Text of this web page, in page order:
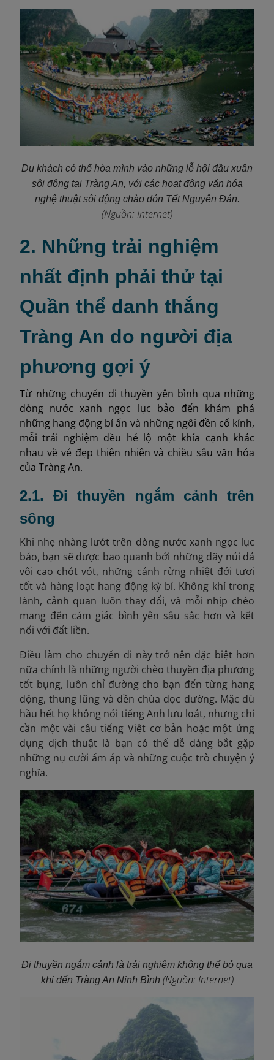
Du khách có thể hòa mình vào những lễ hội đầu xuân
sôi động tại Tràng An, với các hoạt động văn hóa
nghệ thuật sôi động chào đón Tết Nguyên Đán.
(Nguồn: Internet)
2. Những trải nghiệm
nhất định phải thử tại
Quần thể danh thắng
Tràng An do người địa
phương gợi ý
Từ những chuyến đi thuyền yên bình qua những
dòng nước xanh ngọc lục bảo đến khám phá
những hang động bí ẩn và những ngôi đền cổ kính,
mỗi trải nghiệm đều hé lộ một khía cạnh khác
nhau về vẻ đẹp thiên nhiên và chiều sâu văn hóa
của Tràng An.
2.1. Đi thuyền ngắm cảnh trên
sông
Khi nhẹ nhàng lướt trên dòng nước xanh ngọc lục
bảo, bạn sẽ được bao quanh bởi những dãy núi đá
vôi cao chót vót, những cánh rừng nhiệt đới tươi
tốt và hàng loạt hang động kỳ bí. Không khí trong
lành, cảnh quan luôn thay đổi, và mỗi nhịp chèo
mang đến cảm giác bình yên sâu sắc hơn và kết
nối với đất liền.
Điều làm cho chuyến đi này trở nên đặc biệt hơn
nữa chính là những người chèo thuyền địa phương
tốt bụng, luôn chỉ đường cho bạn đến từng hang
động, thung lũng và đền chùa dọc đường. Mặc dù
hầu hết họ không nói tiếng Anh lưu loát, nhưng chỉ
cần một vài câu tiếng Việt cơ bản hoặc một ứng
dụng dịch thuật là bạn có thể dễ dàng bắt gặp
những nụ cười ấm áp và những cuộc trò chuyện ý
nghĩa.
Đi thuyền ngắm cảnh là trải nghiệm không thể bỏ qua
khi đến Tràng An Ninh Bình (Nguồn: Internet)